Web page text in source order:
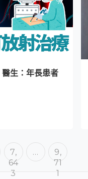
生：年長患者
7,
64
3
…
9,
71
1